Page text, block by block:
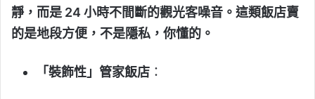
靜，而是 24 小時不間斷的觀光客噪音。這類飯店賣
的是地段方便，不是隱私，你懂的。
「裝飾性」管家飯店 ：